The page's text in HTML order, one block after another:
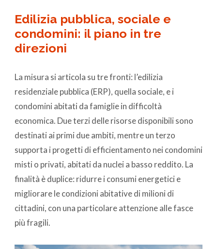
Edilizia pubblica, sociale e
condomini: il piano in tre
direzioni
La misura si articola su tre fronti: l’edilizia
residenziale pubblica (ERP), quella sociale, e i
condomini abitati da famiglie in difficoltà
economica. Due terzi delle risorse disponibili sono
destinati ai primi due ambiti, mentre un terzo
supporta i progetti di efficientamento nei condomini
misti o privati, abitati da nuclei a basso reddito. La
finalità è duplice: ridurre i consumi energetici e
migliorare le condizioni abitative di milioni di
cittadini, con una particolare attenzione alle fasce
più fragili.